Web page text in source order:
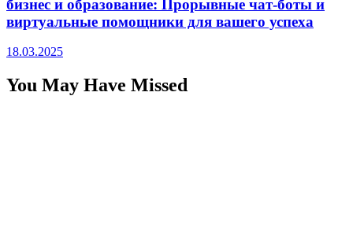
бизнес и образование: Прорывные чат-боты и
виртуальные помощники для вашего успеха
18.03.2025
You May Have Missed